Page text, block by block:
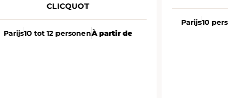
CLICQUOT
Parijs10 tot 12 personenÀ partir de
Parijs10